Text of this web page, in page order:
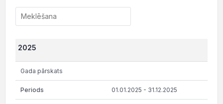
2025
Gada pārskats
01.01.2025 - 31.12.2025